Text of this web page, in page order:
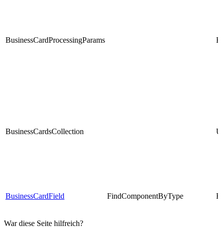
BusinessCardProcessingParams
BusinessCardsCollection
BusinessCardField FindComponentByType
War diese Seite hilfreich?